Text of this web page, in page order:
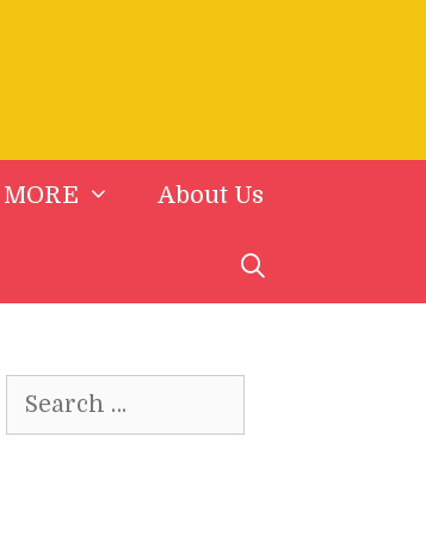
MORE About Us
for: